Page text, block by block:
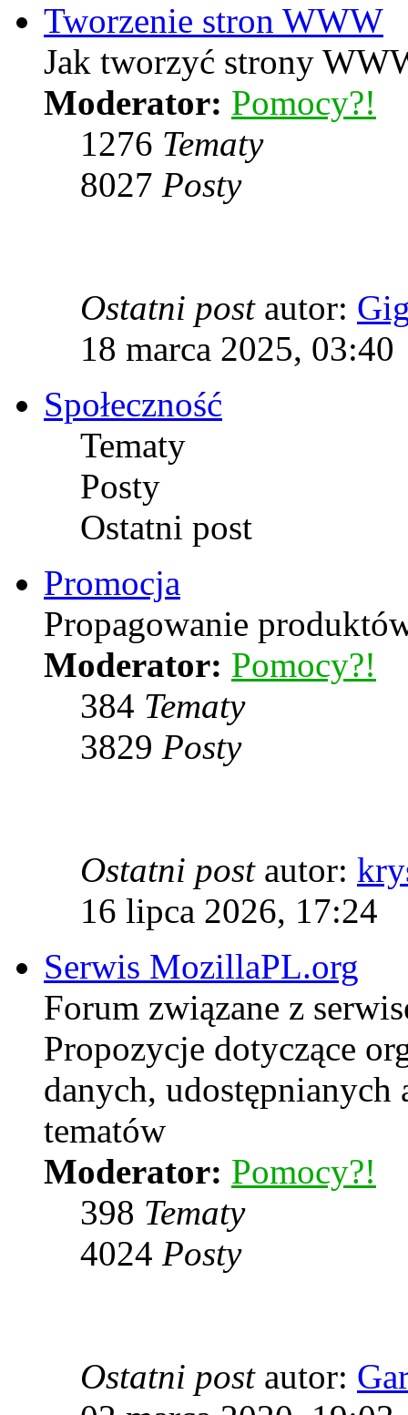
Tworzenie stron WWW
Jak tworzyć strony
Moderator: Pomocy?!
1276 Tematy
8027 Posty
Ostatni postautor:
18 marca 2025, 03:40
Społeczność
Tematy
Posty
Ostatni post
Promocja
Propagowanie
Moderator: Pomocy?!
384 Tematy
3829 Posty
Ostatni postautor:
16 lipca 2026, 17:24
Serwis MozillaPL.org
Forum związane z
Propozycje dotyczące
danych, udostępnianych
tematów
Moderator: Pomocy?!
398 Tematy
4024 Posty
Ostatni postautor: